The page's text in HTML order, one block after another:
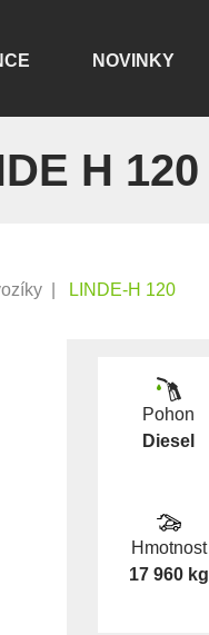
NOVINKY
H 120
LINDE-H 120
Pohon
Diesel
Hmotnost
17 960 kg